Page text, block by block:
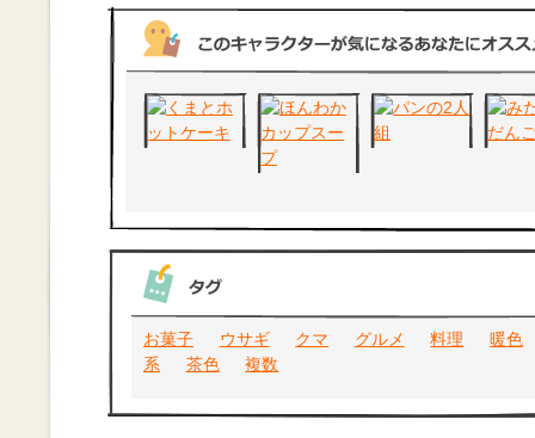
お菓子 ウサギ クマ グルメ 料理
暖色
系
茶色 複数